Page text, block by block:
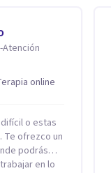
procesos
se
trabaja el
Su
infancia y
emociones
online
o estas
Te ofrezco un
podrás
en lo